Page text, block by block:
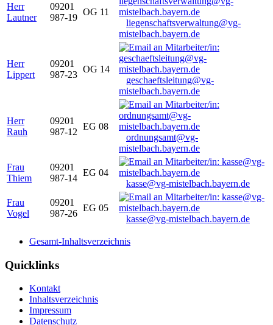
Herr
Lautner
09201
987-19
OG 11
liegenschaftsverwaltung@vg-
mistelbach.bayern.de
Herr
Lippert
09201
987-23
OG 14
geschaeftsleitung@vg-
mistelbach.bayern.de
Herr
Rauh
09201
987-12
EG 08
ordnungsamt@vg-
mistelbach.bayern.de
Frau
Thiem
09201
987-14
EG 04
kasse@vg-mistelbach.bayern.de
Frau
Vogel
09201
987-26
EG 05
kasse@vg-mistelbach.bayern.de
Gesamt-Inhaltsverzeichnis
Quicklinks
Kontakt
Inhaltsverzeichnis
Impressum
Datenschutz